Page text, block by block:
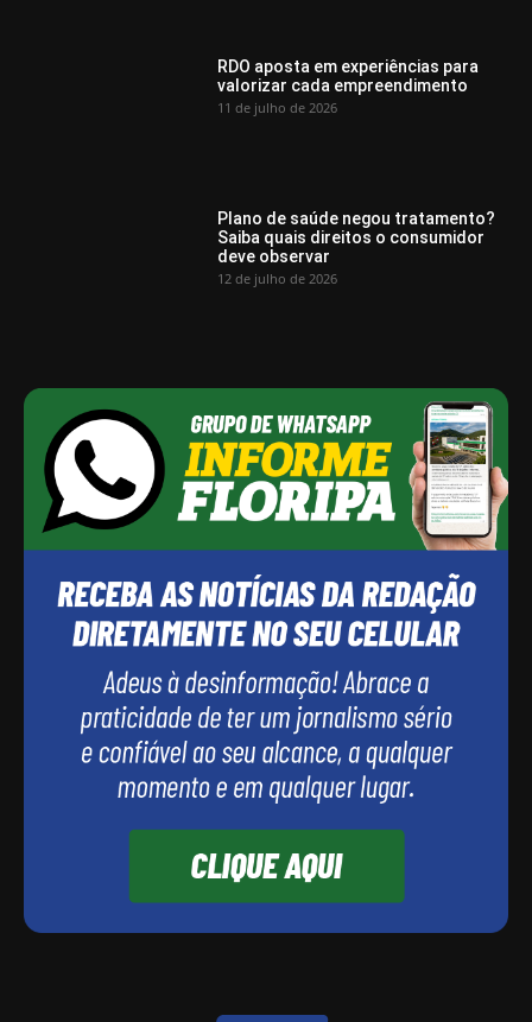
RDO aposta em experiências para
valorizar cada empreendimento
11 de julho de 2026
Plano de saúde negou tratamento?
Saiba quais direitos o consumidor
deve observar
12 de julho de 2026